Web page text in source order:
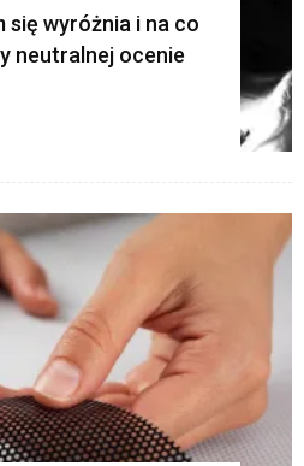
się wyróżnia i na co
neutralnej ocenie